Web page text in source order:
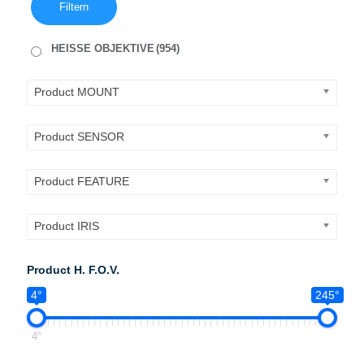
Filtern
HEISSE OBJEKTIVE(954)
Product MOUNT
Product SENSOR
Product FEATURE
Product IRIS
Product H. F.O.V.
4°
245°
4°